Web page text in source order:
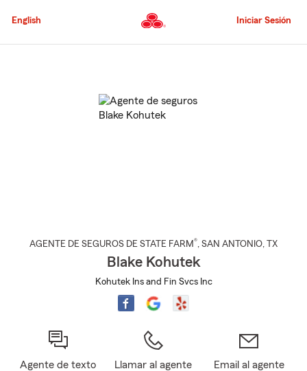
al
principal
English Iniciar Sesión
AGENTE DE SEGUROS DE STATE FARM®, SAN ANTONIO, TX
Blake Kohutek
Kohutek Ins and Fin Svcs Inc
Agente de texto Llamar al agente Email al agente